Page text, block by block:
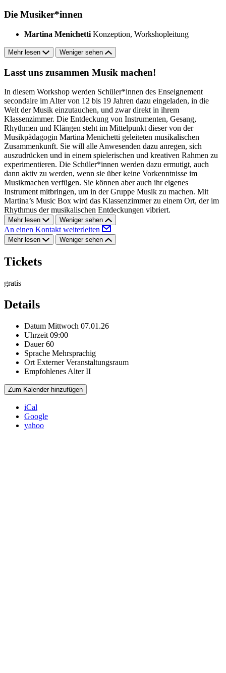
Die Musiker*innen
Martina Menichetti Konzeption, Workshopleitung
Mehr lesen Weniger sehen
Lasst uns zusammen Musik machen!
In diesem Workshop werden Schüler*innen des Enseignement
secondaire im Alter von 12 bis 19 Jahren dazu eingeladen, in die
Welt der Musik einzutauchen, und zwar direkt in ihrem
Klassenzimmer. Die Entdeckung von Instrumenten, Gesang,
Rhythmen und Klängen steht im Mittelpunkt dieser von der
Musikpädagogin Martina Menichetti geleiteten musikalischen
Zusammenkunft. Sie will alle Anwesenden dazu anregen, sich
auszudrücken und in einem spielerischen und kreativen Rahmen zu
experimentieren. Die Schüler*innen werden dazu ermutigt, auch
dann aktiv zu werden, wenn sie über keine Vorkenntnisse im
Musikmachen verfügen. Sie können aber auch ihr eigenes
Instrument mitbringen, um in der Gruppe Musik zu machen. Mit
Martina’s Music Box wird das Klassenzimmer zu einem Ort, der im
Rhythmus der musikalischen Entdeckungen vibriert.
Mehr lesen Weniger sehen
An einen Kontakt weiterleiten
Mehr lesen Weniger sehen
Tickets
gratis
Details
Datum Mittwoch 07.01.26
Uhrzeit 09:00
Dauer 60
Sprache Mehrsprachig
Ort Externer Veranstaltungsraum
Empfohlenes Alter II
Zum Kalender hinzufügen
iCal
Google
yahoo